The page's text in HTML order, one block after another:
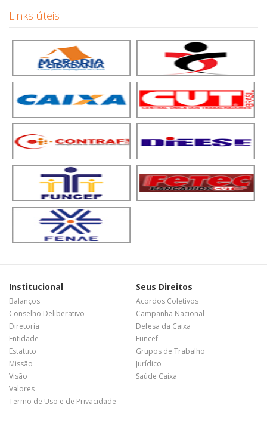
Links úteis
Institucional
Balanços
Conselho Deliberativo
Diretoria
Entidade
Estatuto
Missão
Visão
Valores
Termo de Uso e de Privacidade
Seus Direitos
Acordos Coletivos
Campanha Nacional
Defesa da Caixa
Funcef
Grupos de Trabalho
Jurídico
Saúde Caixa